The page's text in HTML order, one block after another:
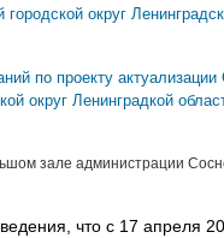
округ
по проекту
округ Ленинградкой
зале администрации
что с 17 апреля